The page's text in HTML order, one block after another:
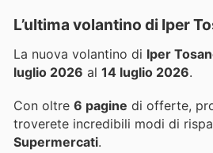
L’ultima volantino di Iper
La nuova volantino di Iper
luglio 2026 al 14 luglio 2026.
Con oltre 6 pagine di offerte,
troverete incredibili modi di
Supermercati.